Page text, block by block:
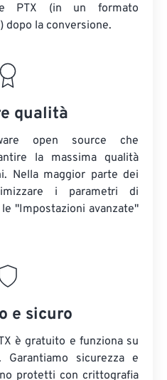
PTX (in un formato
dopo la conversione.
qualità
open source che
la massima qualità
Nella maggior parte dei
i parametri di
"Impostazioni avanzate"
e sicuro
è gratuito e funziona su
Garantiamo sicurezza e
protetti con crittografia